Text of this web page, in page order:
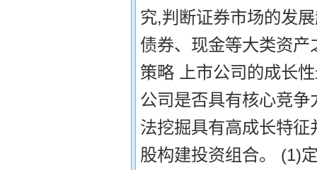
究,判断证券市场的发
债券、现金等大类资
策略 上市公司的成长
公司是否具有核心竞
法挖掘具有高成长特
股构建投资组合。 (1)